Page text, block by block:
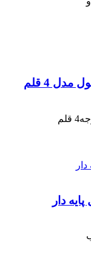
4 قلم
دار